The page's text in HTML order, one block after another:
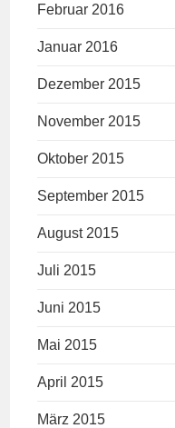
Februar 2016
Januar 2016
Dezember 2015
November 2015
Oktober 2015
September 2015
August 2015
Juli 2015
Juni 2015
Mai 2015
April 2015
März 2015